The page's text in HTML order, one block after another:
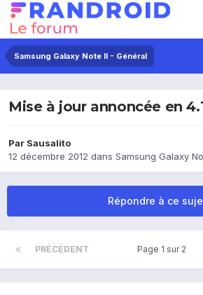
Samsung Galaxy Note II - Général
Mise à jour annoncée en
Par Sausalito
12 décembre 2012 dans Samsung Galaxy
Répondre à ce
PRÉCÉDENT Page 1 sur 2